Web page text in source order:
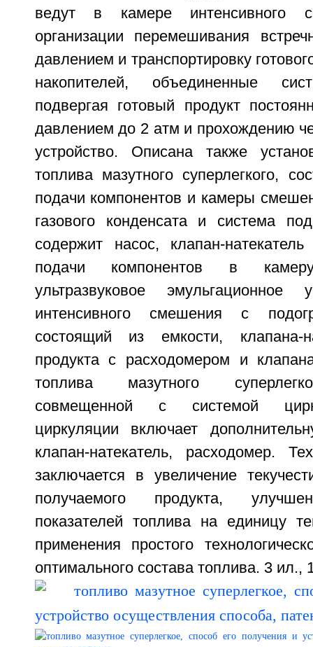
ведут в камере интенсивного
организации перемешивания
давлением и транспортировку
накопителей, объединенные
подвергая готовый продукт
давлением до 2 атм и прохождению
устройство. Описана также
топлива мазутного суперлегкого,
подачи компонентов и камеры
газового конденсата и система
содержит насос, клапан-
подачи компонентов в
ультразвуковое эмульгационное
интенсивного смешения с
состоящий из емкости, клапана-
продукта с расходомером и
топлива мазутного
совмещенной с системой
циркуляции включает
клапан-натекатель, расходомер.
заключается в увеличение
получаемого продукта,
показателей топлива на единицу
применения простого
оптимального состава топлива. 3 ил.,